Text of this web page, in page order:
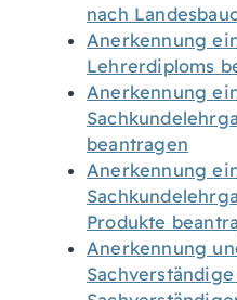
nach
Anerkennung
Lehrerdiploms
Anerkennung
beantragen
Anerkennung
Produkte
Anerkennung